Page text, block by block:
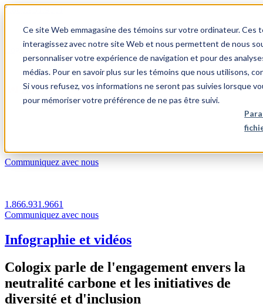
Ce site Web emmagasine des témoins sur votre ordinateur.
interagissez avec notre site Web et nous permettent de nous
personnaliser votre expérience de navigation et pour des
médias. Pour en savoir plus sur les témoins que nous utilisons,
Si vous refusez, vos informations ne seront pas suivies lorsque
pour mémoriser votre préférence de ne pas être suivi.
1.866.931.9661
Login
FR
Communiquez avec nous
1.866.931.9661
Communiquez avec nous
Infographie et vidéos
Cologix parle de l'engagement envers la
neutralité carbone et les initiatives de
diversité et d'inclusion